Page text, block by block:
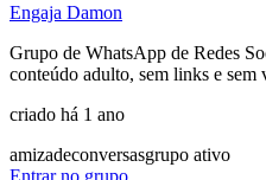
Engaja Damon
Grupo de WhatsApp de Redes
conteúdo adulto, sem links e sem
criado há 1 ano
amizadeconversasgrupo ativo
Entrar no grupo